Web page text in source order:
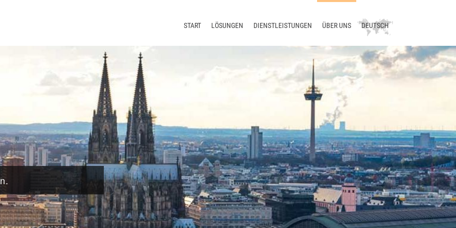
START LÖSUNGEN DIENSTLEISTUNGEN
Terminologiemanagement
Smart Translation Factory
ÜBER UNS
Blog
Treffen Sie uns
Kontakt
DEUTSCH
русский
中文